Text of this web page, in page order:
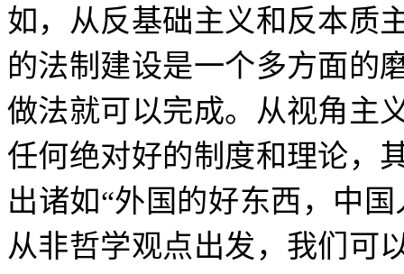
如，从反基础主义和反本质
的法制建设是一个多方面的
做法就可以完成。从视角主
任何绝对好的制度和理论，
出诸如“外国的好东西，中
从非哲学观点出发，我们可